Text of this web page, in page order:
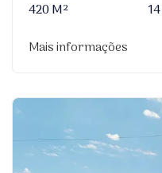
420 M²
Mais informações